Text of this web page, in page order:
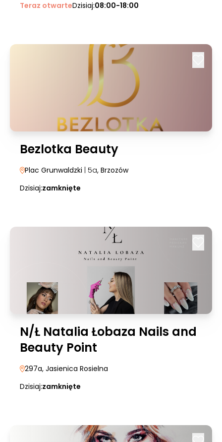
Teraz otwarteDzisiaj:08:00-18:00
Bezlotka Beauty
Plac Grunwaldzki | 5a, Brzozów
Dzisiaj:zamknięte
N/Ł Natalia Łobaza Nails and
Beauty Point
297a, Jasienica Rosielna
Dzisiaj:zamknięte